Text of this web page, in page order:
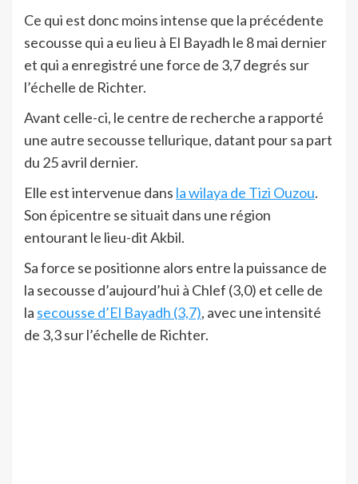
Ce qui est donc moins intense que la précédente
secousse qui a eu lieu à El Bayadh le 8 mai dernier
et qui a enregistré une force de 3,7 degrés sur
l’échelle de Richter.
Avant celle-ci, le centre de recherche a rapporté
une autre secousse tellurique, datant pour sa part
du 25 avril dernier.
Elle est intervenue dans la wilaya de Tizi Ouzou.
Son épicentre se situait dans une région
entourant le lieu-dit Akbil.
Sa force se positionne alors entre la puissance de
la secousse d’aujourd’hui à Chlef (3,0) et celle de
la secousse d’El Bayadh (3,7), avec une intensité
de 3,3 sur l’échelle de Richter.